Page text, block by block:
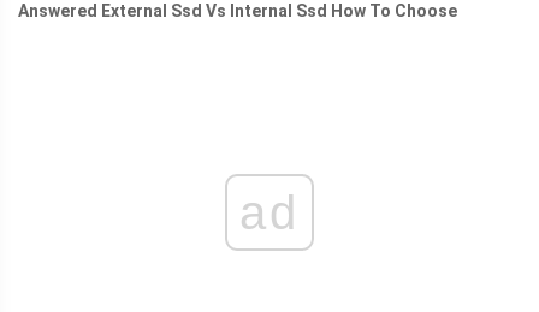
Answered External Ssd Vs Internal Ssd How To Choose
ad